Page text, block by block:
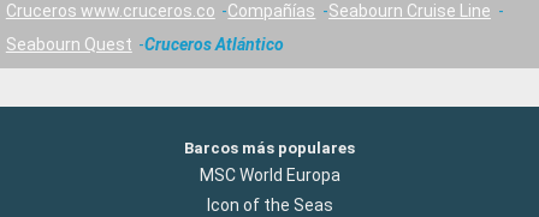
Cruceros www.cruceros.co Compañías
Seabourn Cruise Line
Seabourn Quest
Cruceros Atlántico
Barcos más populares
MSC World Europa
Icon of the Seas